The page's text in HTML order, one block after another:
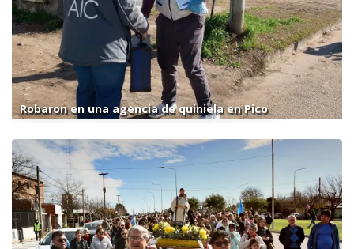
Robaron en una agencia de quiniela en Pico